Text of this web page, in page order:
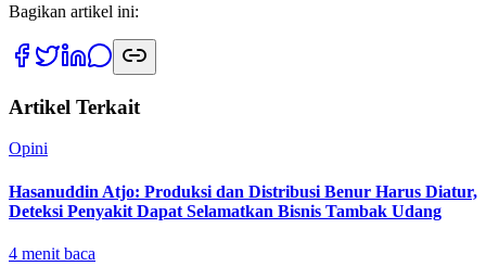
Bagikan artikel ini:
Artikel Terkait
Opini
Hasanuddin Atjo: Produksi dan Distribusi Benur Harus Diatur,
Deteksi Penyakit Dapat Selamatkan Bisnis Tambak Udang
4 menit baca